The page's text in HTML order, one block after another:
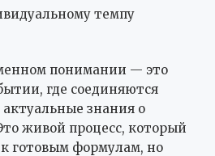
темпу
понимании — это
где соединяются
знания о
живой процесс, который
готовым формулам, но